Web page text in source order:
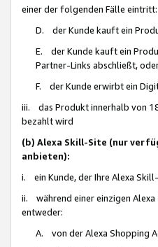
einer der folgenden Fälle eintritt:
D. der Kunde kauft ein
E. der Kunde kauft ein
Partner-Links abschließt,
F. der Kunde erwirbt ein
iii. das Produkt innerhalb von
bezahlt wird
(b) Alexa Skill-Site (nur
anbieten):
i. ein Kunde, der Ihre Alexa
ii. während einer einzigen Alexa
entweder:
A. von der Alexa Shopping